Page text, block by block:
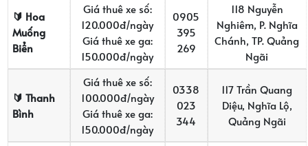
🔰 Hoa
Muống
Biển
Giá thuê xe số:
120.000đ/ngày
Giá thuê xe ga:
150.000đ/ngày
0905
395
269
118 Nguyễn
Nghiêm, P. Nghĩa
Chánh, TP. Quảng
Ngãi
🔰 Thanh
Bình
Giá thuê xe số:
100.000đ/ngày
Giá thuê xe ga:
150.000đ/ngày
0338
023
344
117 Trần Quang
Diệu, Nghĩa Lộ,
Quảng Ngãi